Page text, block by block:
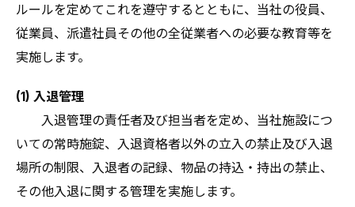
ルールを定めてこれを遵守するとともに、当社の役員、
従業員、派遣社員その他の全従業者への必要な教育等を
実施します。
(1) 入退管理
入退管理の責任者及び担当者を定め、当社施設につ
いての常時施錠、入退資格者以外の立入の禁止及び入退
場所の制限、入退者の記録、物品の持込・持出の禁止、
その他入退に関する管理を実施します。